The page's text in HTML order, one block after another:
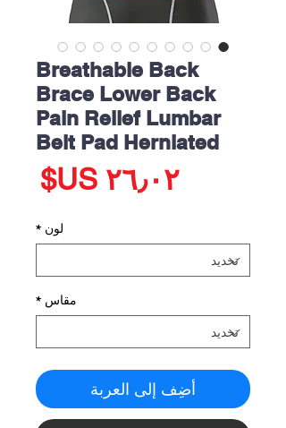
Breathable Back
Brace Lower Back
Pain Relief Lumbar
Belt Pad Herniated
لون *
مقاس *
أضِف إلى العربة